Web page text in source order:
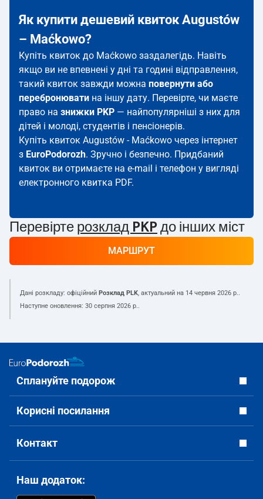
Як купити дешевий квиток Augustów
– Maćkowo?
Купіть квиток до Maćkowo заздалегідь. Навіть
якщо ви не впевнені у дні та годині відправлення,
такий квиток завжди можна повернути або
перебронювати на іншу дату. Перевірте, чи маєте
право на знижки PKP — найпопулярніші з них для
дітей і молоді, студентів і пенсіонерів.
Купіть квиток Augustów - Maćkowo через інтернет
з EuroPodorozh. Зручно і безпечно. Придбаний
квиток ви отримаєте на e-mail і телефон у вигляді
електронного квитка PDF.
Перевірте розклад PKP до інших міст
МАРШРУТ
Дані розкладу: офіційний Розклад PLK, актуальний на 14 червня 2026 р..
Наступне оновлення: 30 серпня 2026 р..
Сплануйте подорож
Корисні посилання
Контакт
Наш додаток: